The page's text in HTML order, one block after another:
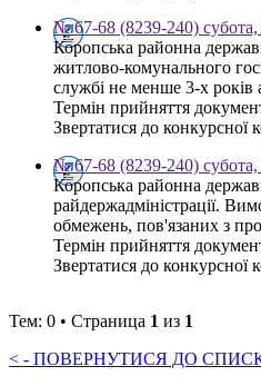
№ 67-68 (8239-240) субота,
Коропська районна
житлово-комунального
службі не менше 3-х років
Термін прийняття
Звертатися до конкурсної
№ 67-68 (8239-240) субота,
Коропська районна
райдержадміністрації.
обмежень, пов'язаних з
Термін прийняття
Звертатися до конкурсної
Тем: 0 • Страница 1 из 1
< - ПОВЕРНУТИСЯ ДО